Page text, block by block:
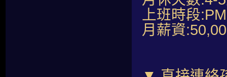
上班時段
月薪資